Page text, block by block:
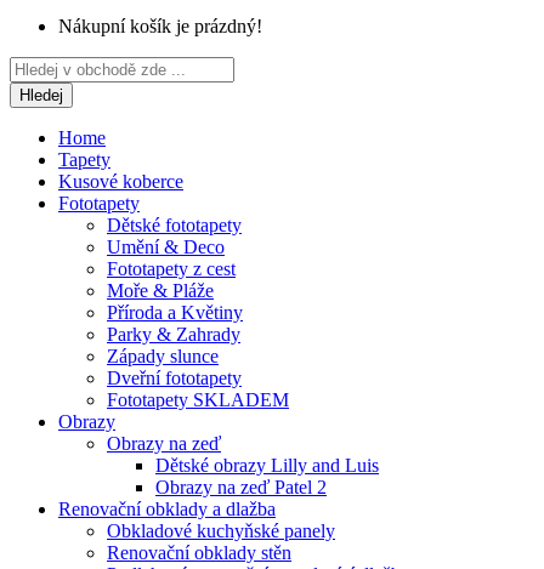
Nákupní košík je prázdný!
Hledej
Home
Tapety
Kusové koberce
Fototapety
Dětské fototapety
Umění & Deco
Fototapety z cest
Moře & Pláže
Příroda a Květiny
Parky & Zahrady
Západy slunce
Dveřní fototapety
Fototapety SKLADEM
Obrazy
Obrazy na zeď
Dětské obrazy Lilly and Luis
Obrazy na zeď Patel 2
Renovační obklady a dlažba
Obkladové kuchyňské panely
Renovační obklady stěn